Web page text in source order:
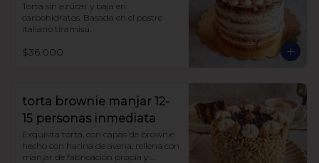
Torta sin azúcar y baja en
carbohidratos. Basada en el postre
italiano tiramisú.
$36.000
torta brownie manjar 12-
15 personas inmediata
Exquisita torta, con capas de brownie
hecho con harina de avena, rellena con
manjar de fabricación propia y